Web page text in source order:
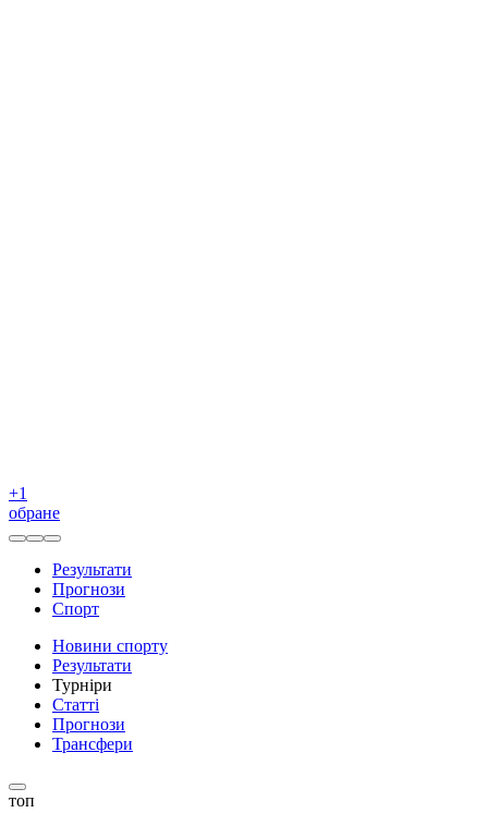
+1
обране
Результати
Прогнози
Спорт
Новини спорту
Результати
Турніри
Статті
Прогнози
Трансфери
топ